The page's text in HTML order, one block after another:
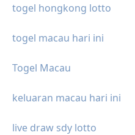
togel hongkong lotto
togel macau hari ini
Togel Macau
keluaran macau hari ini
live draw sdy lotto